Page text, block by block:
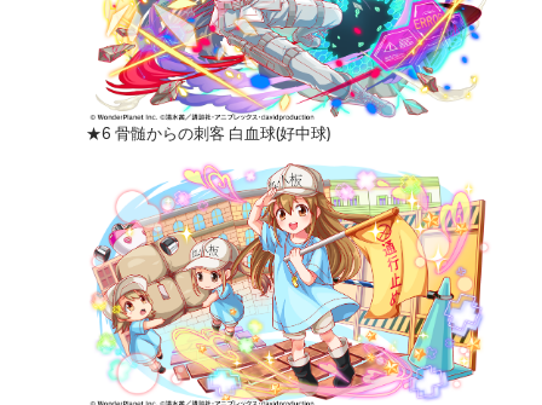
★6 骨髄からの刺客 白血球(好中球)